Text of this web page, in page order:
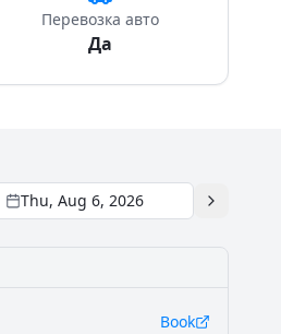
Перевозка авто
Да
Thu, Aug 6, 2026
Book